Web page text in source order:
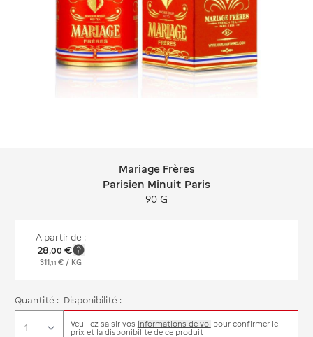
Mariage Frères Parisien Minuit Paris
Mariage Frères
Parisien Minuit Paris
90 G
A partir de :
28,00 €
311,11 € / KG
Quantité : Disponibilité :
Veuillez saisir vos informations de vol pour confirmer le
prix et la disponibilité de ce produit